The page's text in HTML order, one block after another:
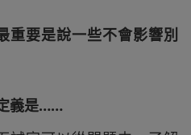
重要是說一些不會影響別
義是……